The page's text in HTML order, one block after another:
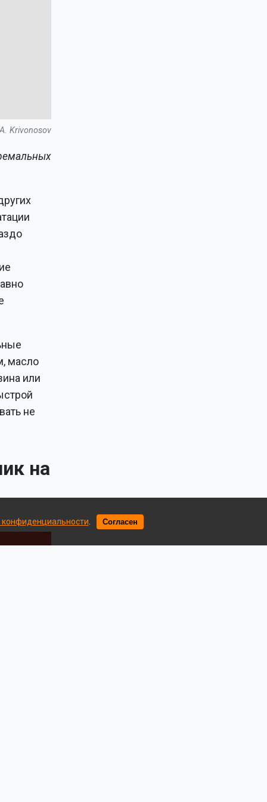
Krivonosov
масло
или
не
на
конфиденциальности Согласен